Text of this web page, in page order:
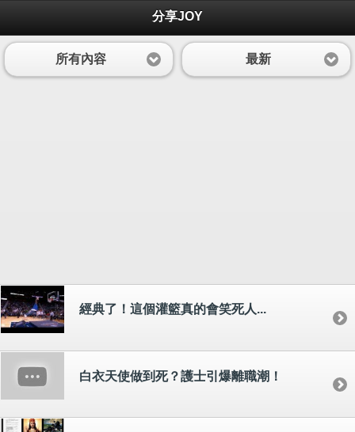
分享JOY
所有內容 最新
經典了！這個灌籃真的會笑死人...
白衣天使做到死？護士引爆離職潮！